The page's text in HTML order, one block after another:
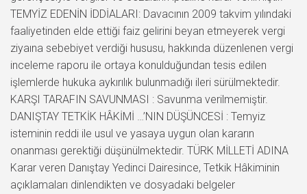
TEMYİZ EDENİN İDDİALARI: Davacının 2009 takvim yılındaki
faaliyetinden elde ettiği faiz gelirini beyan etmeyerek vergi
ziyaına sebebiyet verdiği hususu, hakkında düzenlenen vergi
inceleme raporu ile ortaya konulduğundan tesis edilen
işlemlerde hukuka aykırılık bulunmadığı ileri sürülmektedir.
KARŞI TARAFIN SAVUNMASI : Savunma verilmemiştir.
DANIŞTAY TETKİK HÂKİMİ …’NIN DÜŞÜNCESİ : Temyiz
isteminin reddi ile usul ve yasaya uygun olan kararın
onanması gerektiği düşünülmektedir. TÜRK MİLLETİ ADINA
Karar veren Danıştay Yedinci Dairesince, Tetkik Hâkiminin
açıklamaları dinlendikten ve dosyadaki belgeler